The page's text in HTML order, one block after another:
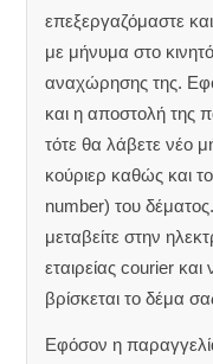
επεξεργαζόμαστε
με μήνυμα στο
αναχώρησης της.
και η αποστολή της
τότε θα λάβετε νέο
κούριερ καθώς και
number) του
μεταβείτε στην
εταιρείας courier
βρίσκεται το δέμα
Εφόσον η